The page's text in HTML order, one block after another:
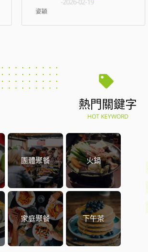
熱門關鍵字
HOT KEYWORD
團體聚餐 火鍋
家庭聚餐 下午茶